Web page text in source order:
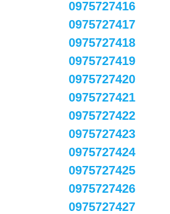
0975727416
0975727417
0975727418
0975727419
0975727420
0975727421
0975727422
0975727423
0975727424
0975727425
0975727426
0975727427